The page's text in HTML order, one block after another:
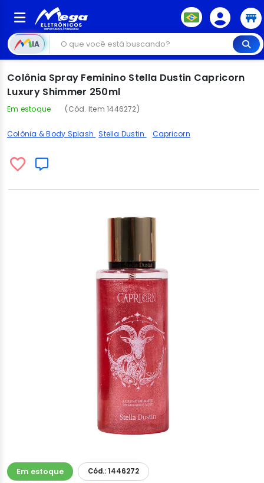
IA
Colônia Spray Feminino Stella Dustin Capricorn
Luxury Shimmer 250ml
Em estoque (Cód. Item 1446272)
Colônia & Body Splash Stella Dustin Capricorn
Em estoque Cód.: 1446272